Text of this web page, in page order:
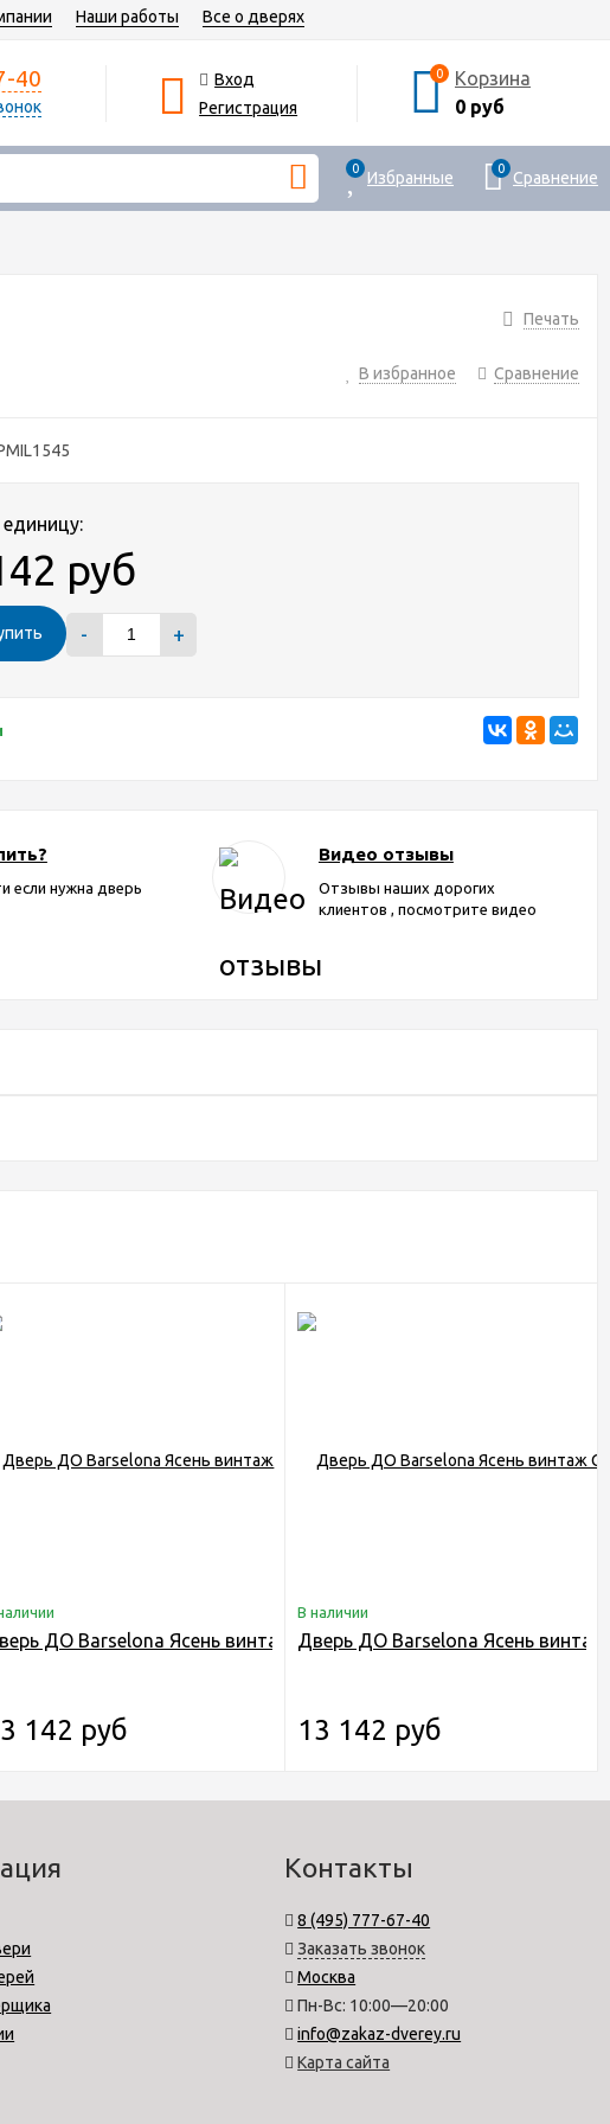
Наши работы Все о дверях
40
Вход
Регистрация
0
Корзина
0 руб
0 Избранные 0 Сравнение
Печать
В избранное Сравнение
руб
- +
если нужна дверь
Видео отзывы
Отзывы наших дорогих
клиентов , посмотрите видео
Готика
ДО Barselona Ясень винтаж
142 руб
В наличии
Дверь ДО Barselona Ясень винтаж
13 142 руб
Контакты
8 (495) 777-67-40
Заказать звонок
Москва
Пн-Вс: 10:00—20:00
info@zakaz-dverey.ru
Карта сайта